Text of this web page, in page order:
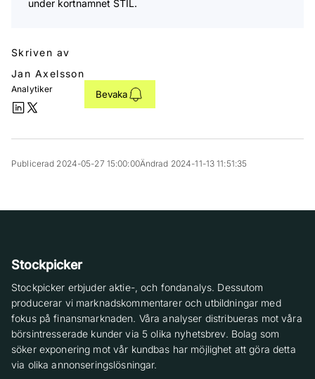
under kortnamnet STIL.
Skriven av
Jan Axelsson
Analytiker Bevaka
Publicerad 2024-05-27 15:00:00Ändrad 2024-11-13 11:51:35
Stockpicker
Stockpicker erbjuder aktie-, och fondanalys. Dessutom
producerar vi marknadskommentarer och utbildningar med
fokus på finansmarknaden. Våra analyser distribueras mot våra
börsintresserade kunder via 5 olika nyhetsbrev. Bolag som
söker exponering mot vår kundbas har möjlighet att göra detta
via olika annonseringslösningar.